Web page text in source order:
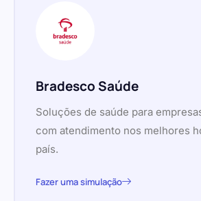
Bradesco Saúde
Soluções de saúde para
com atendimento nos melhores
país.
Fazer uma simulação